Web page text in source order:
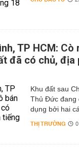
TP HCM: Cò
đã có chủ, địa
Khu đất sau
Thủ Đức đang
dụng bởi hai
THỊ TRƯỜNG